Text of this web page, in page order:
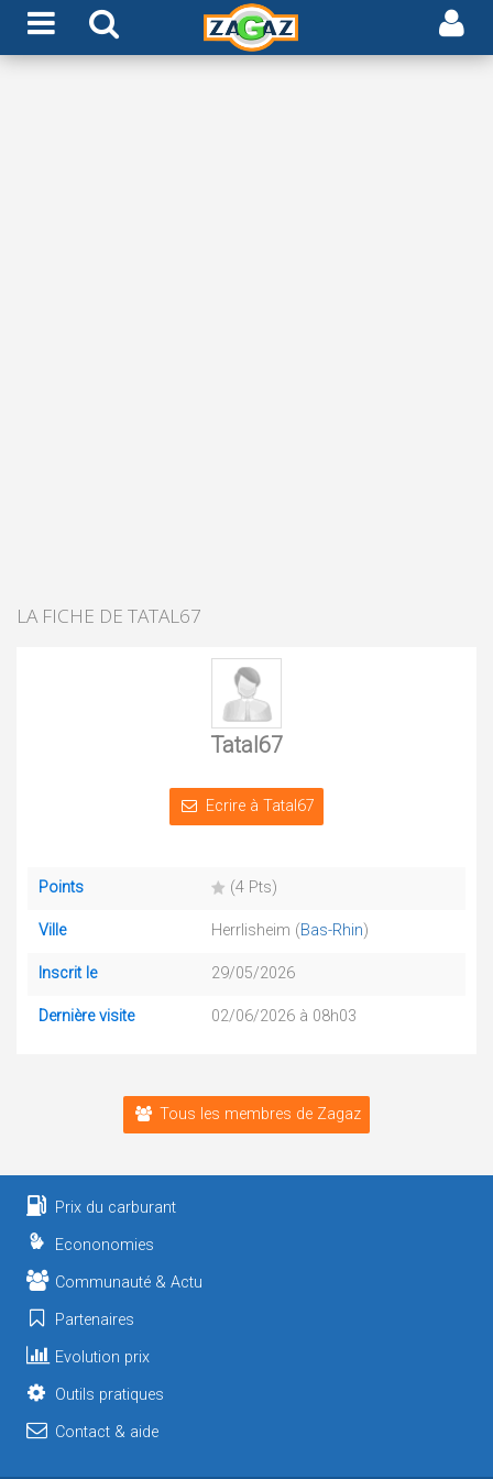
LA FICHE DE TATAL67
Tatal67
Ecrire à Tatal67
Points (4 Pts)
Ville Herrlisheim (Bas-Rhin)
Inscrit le 29/05/2026
Dernière visite 02/06/2026 à 08h03
Tous les membres de Zagaz
Prix du carburant
Econonomies
Communauté & Actu
Partenaires
Evolution prix
Outils pratiques
Contact & aide